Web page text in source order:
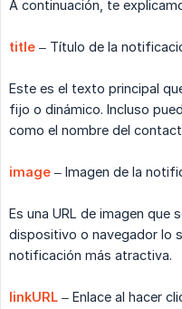
A continuación, te
title – Título de la
Este es el texto principal
fijo o dinámico. Incluso
como el nombre del
image – Imagen de la
Es una URL de imagen que
dispositivo o navegador lo
notificación más atractiva.
linkURL – Enlace al hacer